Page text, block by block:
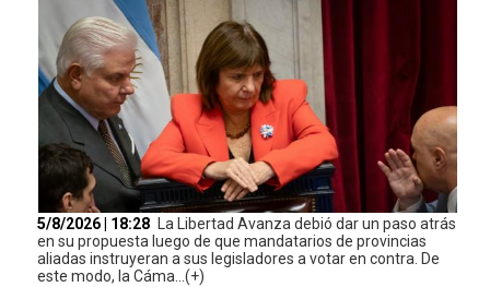
5/8/2026 | 18:28 La Libertad Avanza debió dar un paso atrás
en su propuesta luego de que mandatarios de provincias
aliadas instruyeran a sus legisladores a votar en contra. De
este modo, la Cáma...(+)